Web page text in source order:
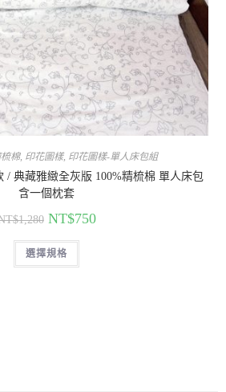
棉, 印花圖樣, 印花圖樣-單人床包組
/ 典藏雅緻全灰版 100%精梳棉 單人床包
含一個枕套
1,280 NT$750
選擇規格